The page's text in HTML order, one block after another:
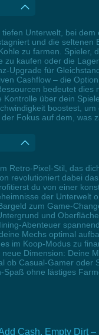
Unterwelt, bei
und die
zu farmen.
zu kaufen oder die
Upgrade für
Cashflow – die
bedeutet
über dein
boostest,
Fokus auf dem, was
Retro-Pixel-Stil, das
revolutioniert dabei
du von einer
der Unterwelt
zum Game-
und
Abenteuer
Mechs optimal
im Koop-Modus zu
Dimension: Deine
ob Casual-Gamer
ohne lästiges
Cash, Empty Dirt